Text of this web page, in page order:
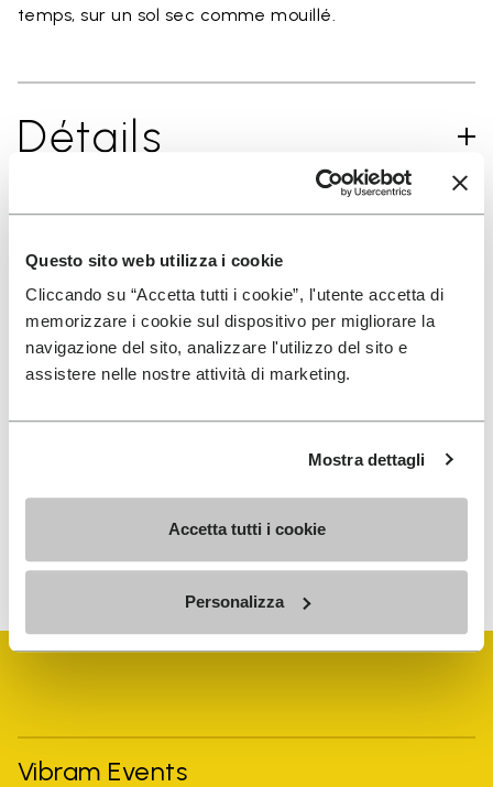
Questo sito web utilizza i cookie
Cliccando su “Accetta tutti i cookie”, l'utente accetta di
memorizzare i cookie sul dispositivo per migliorare la
navigazione del sito, analizzare l'utilizzo del sito e
assistere nelle nostre attività di marketing.
Mostra dettagli
Accetta tutti i cookie
Personalizza
temps, sur un sol sec comme mouillé.
Détails
INSCRIVEZ-VOUS POUR NE PAS MANQUER NOS
DERNIÈRES NOUVEAUTÉS
Jai pris connaissance de laPolitique de
recevoir des communications personnalisées
Pour savoir comment nous traitons vos données, veuillez
désinscrire à tout moment.
Vibram Events